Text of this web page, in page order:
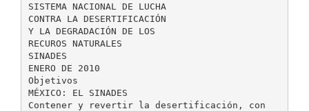
SISTEMA NACIONAL DE LUCHA
CONTRA LA DESERTIFICACIÓN
Y LA DEGRADACIÓN DE LOS
RECUROS NATURALES
SINADES
ENERO DE 2010
Objetivos
MÉXICO: EL SINADES
Contener y revertir la desertificación, con